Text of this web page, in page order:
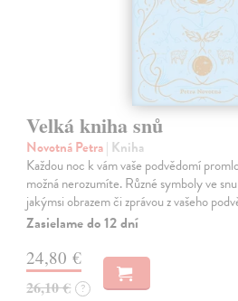
Velká kniha snů
Novotná Petra| Kniha
Každou noc k vám vaše podvědomí
možná nerozumíte. Různé symboly ve
jakýmsi obrazem či zprávou z vašeho
Zasielame do 12 dní
24,80 €
26,10 € ?